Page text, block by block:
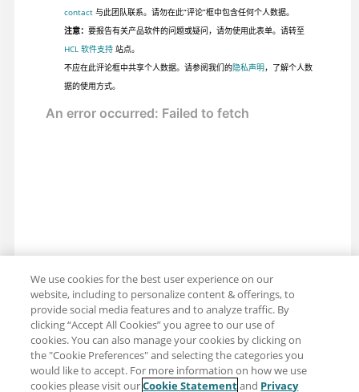
contact与此团队联系。请勿在此“评论”框中包含任何个人数据。
注意： 要报告有关产品软件的问题或疑问，请勿使用此表单。请转至
HCL 软件支持站点。
不应在此评论框中共享个人数据。请参阅我们的隐私声明，了解个人数
据的使用方式。
We use cookies for the best user experience on our
website, including to personalize content & offerings, to
provide social media features and to analyze traffic. By
clicking “Accept All Cookies” you agree to our use of
cookies. You can also manage your cookies by clicking on
the "Cookie Preferences" and selecting the categories you
would like to accept. For more information on how we use
cookies please visit ourCookie Statementand Privacy